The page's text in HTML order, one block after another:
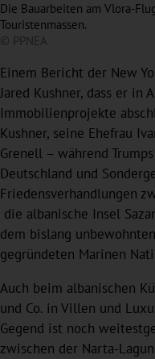
Die Bauarbeiten am Vlora-
Touristenmassen.
© PPNEA
Einem Bericht der New
Jared Kushner, dass er in
Immobilienprojekte
Kushner, seine Ehefrau
Grenell – während
Deutschland und
Friedensverhandlungen
die albanische Insel
dem bislang
gegründeten Marinen
Auch beim albanischen
und Co. in Villen und
Gegend ist noch
zwischen der Narta-